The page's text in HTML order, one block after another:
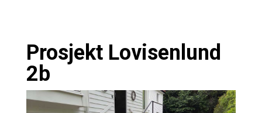
Prosjekt Lovisenlund
2b